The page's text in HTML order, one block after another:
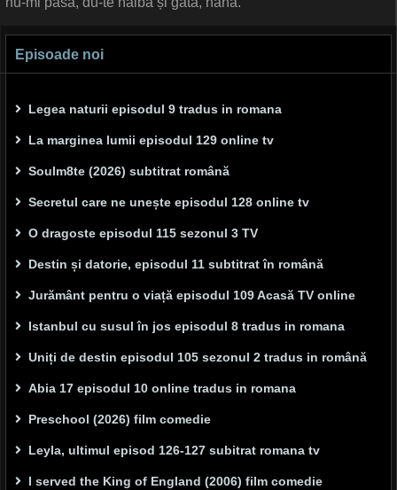
Episoade noi
Legea naturii episodul 9 tradus in romana
La marginea lumii episodul 129 online tv
Soulm8te (2026) subtitrat română
Secretul care ne unește episodul 128 online tv
O dragoste episodul 115 sezonul 3 TV
Destin și datorie, episodul 11 subtitrat în română
Jurământ pentru o viață episodul 109 Acasă TV online
Istanbul cu susul în jos episodul 8 tradus in romana
Uniți de destin episodul 105 sezonul 2 tradus in română
Abia 17 episodul 10 online tradus in romana
Preschool (2026) film comedie
Leyla, ultimul episod 126-127 subitrat romana tv
I served the King of England (2006) film comedie